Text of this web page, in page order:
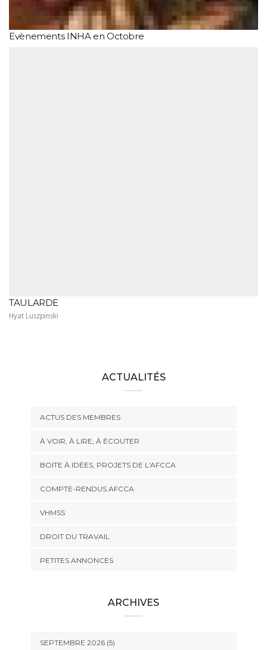
Evènements INHA en Octobre
TAULARDE
Hyat Luszpinski
ACTUALITÉS
ACTUS DES MEMBRES
À VOIR, À LIRE, À ÉCOUTER
BOITE À IDÉES, PROJETS DE L'AFCCA
COMPTE-RENDUS AFCCA
VHMSS
DROIT DU TRAVAIL
PETITES ANNONCES
ARCHIVES
SEPTEMBRE 2026 (5)